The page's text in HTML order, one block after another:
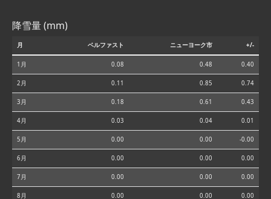
降雪量 (mm)
月 ベルファスト ニューヨーク市 +/-
1月 0.08 0.48 0.40
2月 0.11 0.85 0.74
3月 0.18 0.61 0.43
4月 0.03 0.04 0.01
5月 0.00 0.00 -0.00
6月 0.00 0.00 0.00
7月 0.00 0.00 0.00
8月 0.00 0.00 0.00